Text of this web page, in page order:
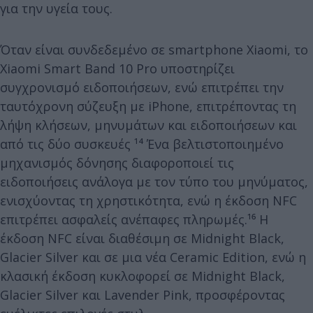
για την υγεία τους.
Όταν είναι συνδεδεμένο σε smartphone Xiaomi, το
Xiaomi Smart Band 10 Pro υποστηρίζει
συγχρονισμό ειδοποιήσεων, ενώ επιτρέπει την
ταυτόχρονη σύζευξη με iPhone, επιτρέποντας τη
λήψη κλήσεων, μηνυμάτων και ειδοποιήσεων και
από τις δύο συσκευές ¹⁴ Ένα βελτιστοποιημένο
μηχανισμός δόνησης διαφοροποιεί τις
ειδοποιήσεις ανάλογα με τον τύπο του μηνύματος,
ενισχύοντας τη χρηστικότητα, ενώ η έκδοση NFC
επιτρέπει ασφαλείς ανέπαφες πληρωμές.¹⁶ Η
έκδοση NFC είναι διαθέσιμη σε Midnight Black,
Glacier Silver και σε μια νέα Ceramic Edition, ενώ η
κλασική έκδοση κυκλοφορεί σε Midnight Black,
Glacier Silver και Lavender Pink, προσφέροντας